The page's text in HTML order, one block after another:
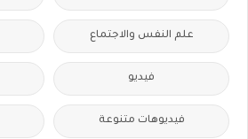
علم النفس والاجتماع
فيديو
فيديوهات متنوعة